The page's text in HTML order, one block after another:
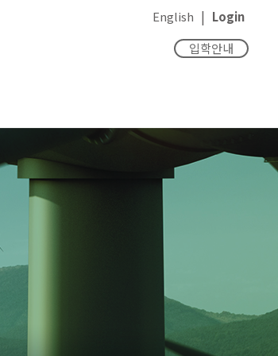
English | Login
입학안내